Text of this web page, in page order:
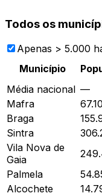
Todos os
Apenas > 5.000
Município
Média nacional —
Mafra
Braga
Sintra
Vila Nova de
Gaia
Palmela
Alcochete